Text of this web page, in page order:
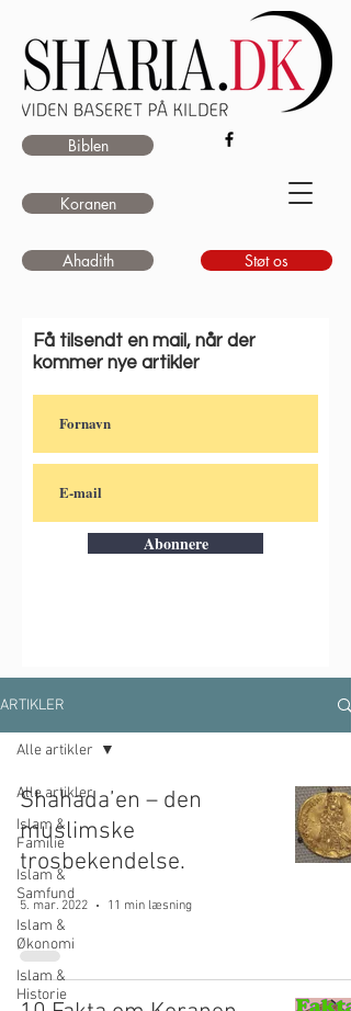
Biblen
Koranen
Ahadith Støt os
Få tilsendt en mail, når der
kommer nye artikler
Abonnere
ARTIKLER
Alle artikler
Islam &
Familie
Islam &
Samfund
Islam &
Økonomi
Islam &
Historie
Alle artikler
Shahada’en – den
muslimske
trosbekendelse.
5. mar. 2022 11 min læsning